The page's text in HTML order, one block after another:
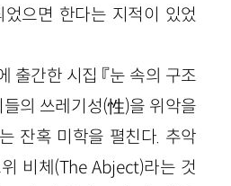
으면 한다는 지적이 있었
출간한 시집 『눈 속의 구조
들의 쓰레기성(性)을 위악을
잔혹 미학을 펼친다. 추악
비체(The Abject)라는 것